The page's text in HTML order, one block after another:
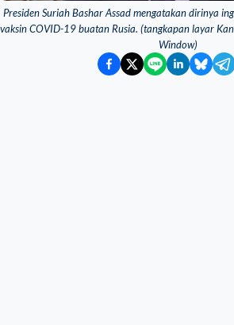
Presiden Suriah Bashar Assad mengatakan dirinya
vaksin COVID-19 buatan Rusia. (tangkapan layar
Window)